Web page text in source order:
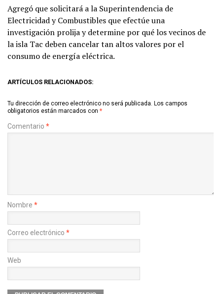
Agregó que solicitará a la Superintendencia de
Electricidad y Combustibles que efectúe una
investigación prolija y determine por qué los vecinos de
la isla Tac deben cancelar tan altos valores por el
consumo de energía eléctrica.
ARTÍCULOS RELACIONADOS:
Tu dirección de correo electrónico no será publicada. Los campos
obligatorios están marcados con *
Comentario *
Nombre *
Correo electrónico *
Web